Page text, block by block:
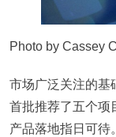
Photo by Cassey
市场广泛关注的基
首批推荐了五个项
产品落地指日可待